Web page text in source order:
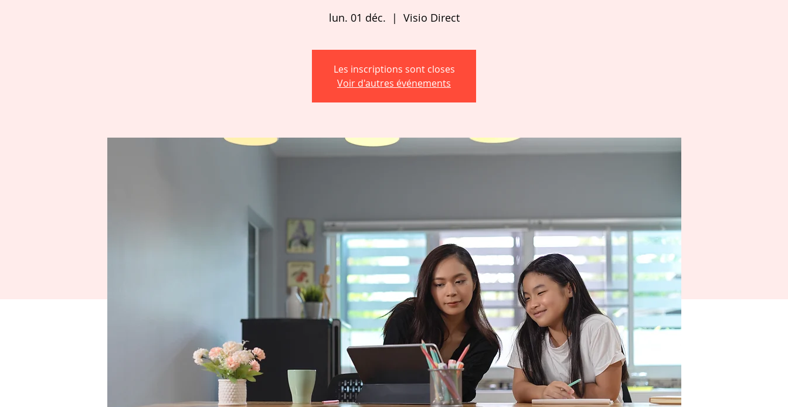
lun. 01 déc.
  |
Visio Direct
Les inscriptions sont closes
Voir d'autres événements